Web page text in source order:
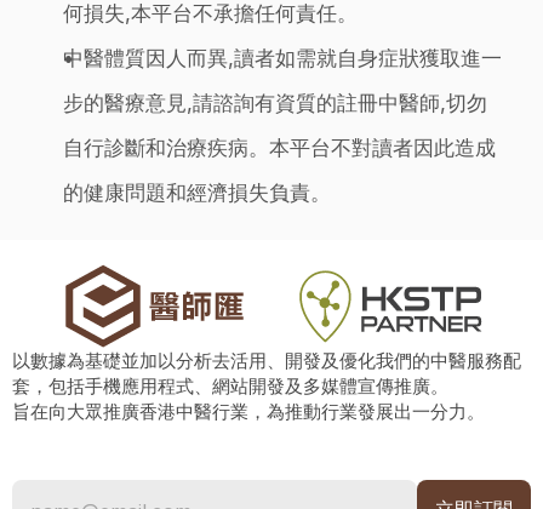
何損失,本平台不承擔任何責任。
中醫體質因人而異,讀者如需就自身症狀獲取進一
步的醫療意見,請諮詢有資質的註冊中醫師,切勿
自行診斷和治療疾病。本平台不對讀者因此造成
的健康問題和經濟損失負責。
以數據為基礎並加以分析去活用、開發及優化我們的中醫服務配
套，包括手機應用程式、網站開發及多媒體宣傳推廣。
旨在向大眾推廣香港中醫行業，為推動行業發展出一分力。